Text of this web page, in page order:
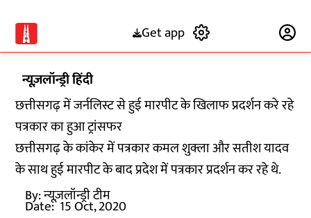
Get app
न्यूज़लॉन्ड्री हिंदी
छत्तीसगढ़ में जर्नलिस्ट से हुई मारपीट के खिलाफ प्रदर्शन करे रहे
पत्रकार का हुआ ट्रांसफर
छत्तीसगढ़ के कांकेर में पत्रकार कमल शुक्ला और सतीश यादव
के साथ हुई मारपीट के बाद प्रदेश में पत्रकार प्रदर्शन कर रहे थे.
By:न्यूज़लॉन्ड्री टीम
Date: 15 Oct, 2020